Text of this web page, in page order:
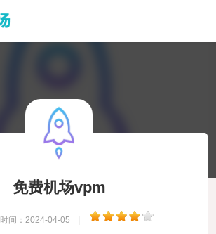
免费机场vpm
时间：2024-04-05